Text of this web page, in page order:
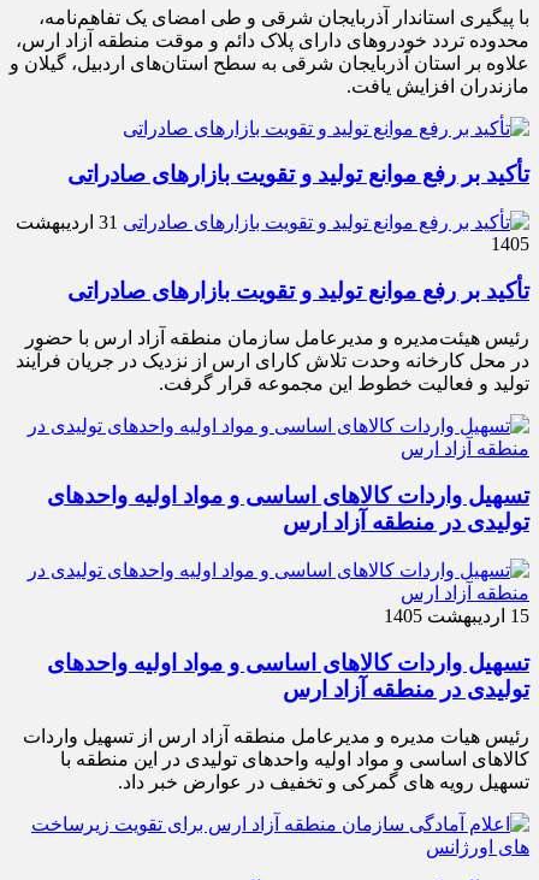
با پیگیری استاندار آذربایجان شرقی و طی امضای یک تفاهم‌نامه،
محدوده تردد خودروهای دارای پلاک دائم و موقت منطقه آزاد ارس،
علاوه بر استان آذربایجان شرقی به سطح استان‌های اردبیل، گیلان و
مازندران افزایش یافت.
تأکید بر رفع موانع تولید و تقویت بازارهای صادراتی
31 اردیبهشت
1405
تأکید بر رفع موانع تولید و تقویت بازارهای صادراتی
رئیس هیئت‌مدیره و مدیرعامل سازمان منطقه آزاد ارس با حضور
در محل کارخانه وحدت تلاش کارای ارس از نزدیک در جریان فرآیند
تولید و فعالیت خطوط این مجموعه قرار گرفت.
تسهیل واردات کالاهای اساسی و مواد اولیه واحدهای
تولیدی در منطقه آزاد ارس
15 اردیبهشت 1405
تسهیل واردات کالاهای اساسی و مواد اولیه واحدهای
تولیدی در منطقه آزاد ارس
رئیس هیات مدیره و مدیرعامل منطقه آزاد ارس از تسهیل واردات
کالاهای اساسی و مواد اولیه واحدهای تولیدی در این منطقه با
تسهیل رویه های گمرکی و تخفیف در عوارض خبر داد.